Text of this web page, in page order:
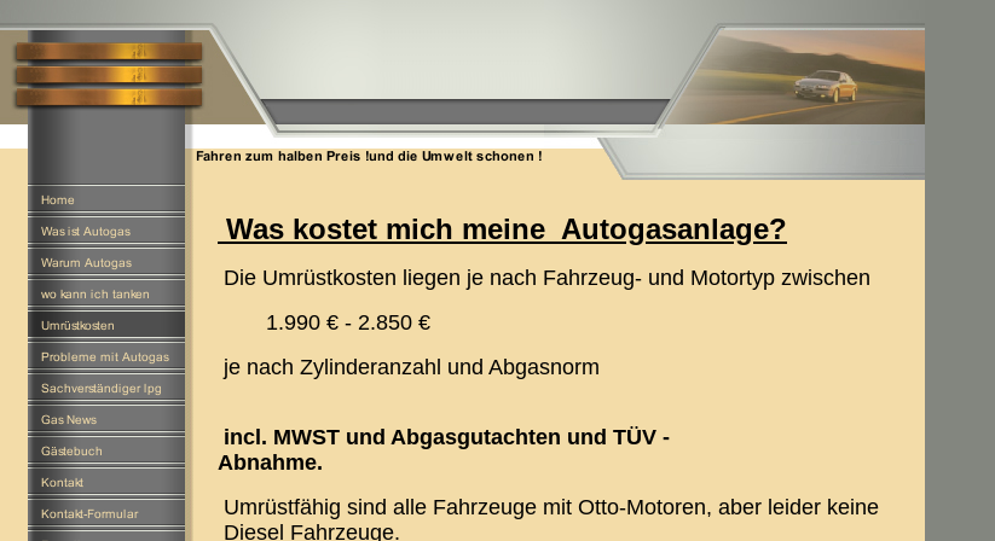
Was kostet mich meine Autogasanlage?
Die Umrüstkosten liegen je nach Fahrzeug- und Motortyp zwischen
1.990 € - 2.850 €
je nach Zylinderanzahl und Abgasnorm
incl. MWST und Abgasgutachten und TÜV -
Abnahme.
Umrüstfähig sind alle Fahrzeuge mit Otto-Motoren, aber leider keine
Diesel Fahrzeuge.